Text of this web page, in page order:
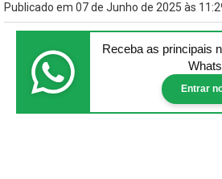
Publicado em 07 de Junho de 2025 às
Receba as principais
Entrar